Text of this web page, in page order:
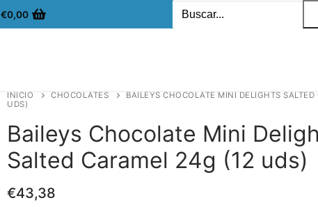
€0,00
INICIO CHOCOLATES
BAILEYS CHOCOLATE MINI DELIGHTS
UDS)
Baileys Chocolate Mini
Salted Caramel 24g (12 uds)
€43,38